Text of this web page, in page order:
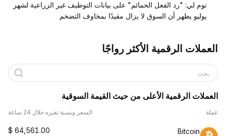
توم لي: "رد الفعل الحمائم" على بيانات التوظيف غير الزراعية لشهر
يوليو يظهر أن السوق لا يزال مقيدًا بمخاوف التضخم
العملات الرقمية الأكثر رواجًا
بحث
العملات الرقمية الأعلى من حيث القيمة السوقية
عملة السعر ونسبة تغيره خلال 24 ساعة
Bitcoin
$ 64,561.00